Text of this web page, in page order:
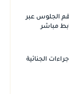
الثانوية الأزهرية 2026 برقم الجلوس عبر
مباشر
الإجراءات الجنائية